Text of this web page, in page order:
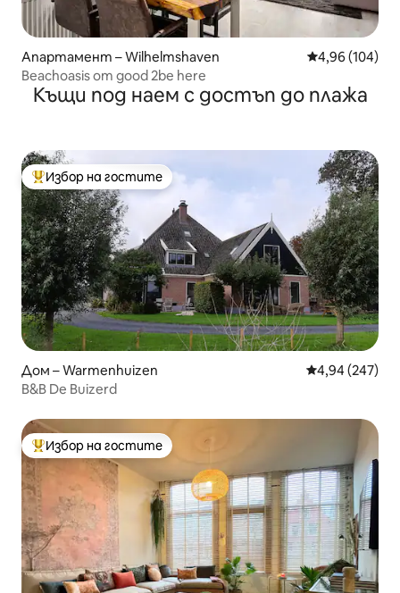
Апартамент – Wilhelmshaven Средна
4,96 (104)
Beachoasis от good 2be here
Къщи под наем с достъп до плажа
Най-популярен избор на гостите
Избор на гостите
Дом – Warmenhuizen Средна
4,94 (247)
B&B De Buizerd
Най-популярен избор на гостите
Избор на гостите